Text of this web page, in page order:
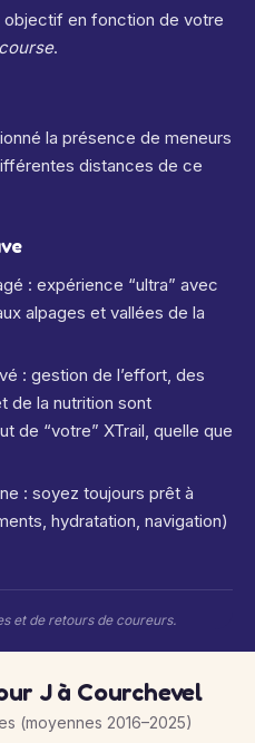
en fonction de votre
.
la présence de meneurs
distances de ce
: expérience “ultra” avec
alpages et vallées de la
: gestion de l’effort, des
de la nutrition sont
de “votre” XTrail, quelle que
: soyez toujours prêt à
hydratation, navigation)
et de retours de coureurs.
J à Courchevel
(moyennes 2016–2025)